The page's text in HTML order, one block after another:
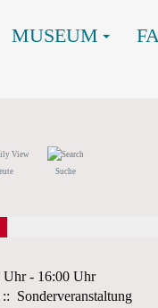
MUSEUM
Suche
Uhr - 16:00 Uhr
:: Sonderveranstaltung